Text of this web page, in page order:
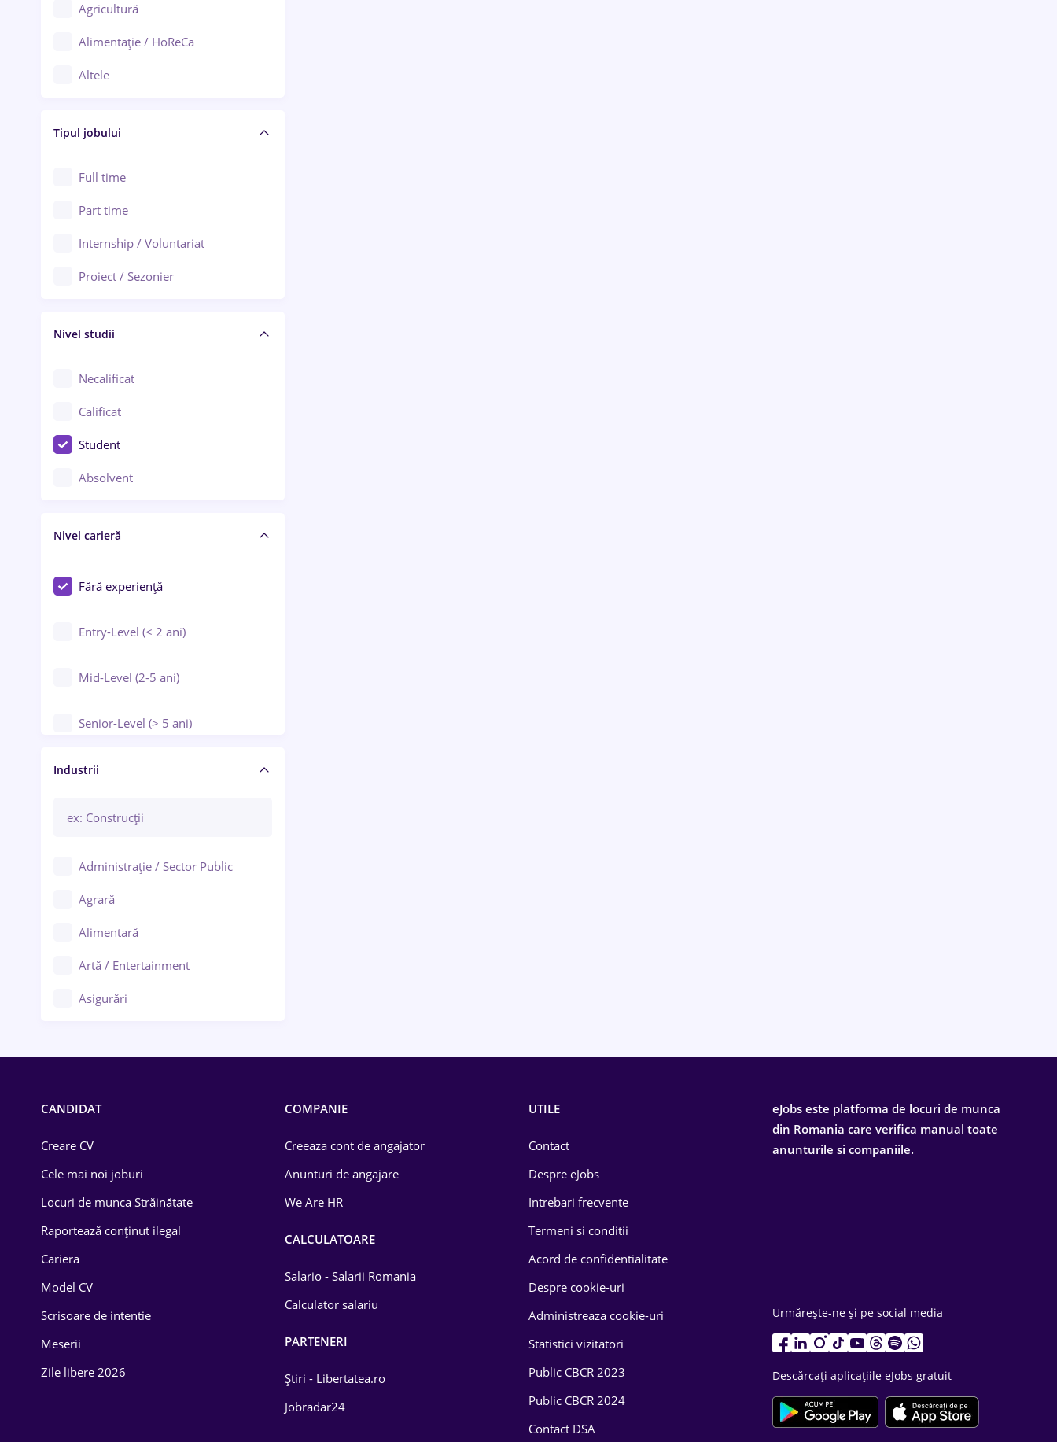
Ploiești
Arad
Baia Mare
Bârlad
Bistrița (Bistrița-Năsăud)
Agricultură
Alimentație / HoReCa
Altele
Asigurări
Au pair / Babysitter / Curățenie
Audit / Consultanță
Auto / Echipamente
Automatizări
Cercetare - dezvoltare
Chimie / Biochimie
Confecții / Design vestimentar
Construcții / Instalații
Controlul calității
Educație / Training / Arte
Tipul jobului
Full time
Part time
Internship / Voluntariat
Proiect / Sezonier
Nivel studii
Necalificat
Calificat
Student
Absolvent
Nivel carieră
Fără experiență
Entry-Level (< 2 ani)
Mid-Level (2-5 ani)
Senior-Level (> 5 ani)
Manager / Executiv
Industrii
Administrație / Sector Public
Agrară
Alimentară
Artă / Entertainment
Asigurări
Drept
Educație / Training
Energetică
Farma
CANDIDAT
Creare CV
Cele mai noi joburi
Locuri de munca Străinătate
Raportează conținut ilegal
Cariera
Model CV
Scrisoare de intentie
Meserii
Zile libere 2026
COMPANIE
Creeaza cont de angajator
Anunturi de angajare
We Are HR
CALCULATOARE
Salario - Salarii Romania
Calculator salariu
PARTENERI
Știri - Libertatea.ro
Jobradar24
UTILE
Contact
Despre eJobs
Intrebari frecvente
Termeni si conditii
Acord de confidentialitate
Despre cookie-uri
Administreaza cookie-uri
Statistici vizitatori
Public CBCR 2023
Public CBCR 2024
Contact DSA
eJobs este platforma de locuri de munca
din Romania care verifica manual toate
anunturile si companiile.
Urmărește-ne și pe social media
Descărcați aplicațiile eJobs gratuit